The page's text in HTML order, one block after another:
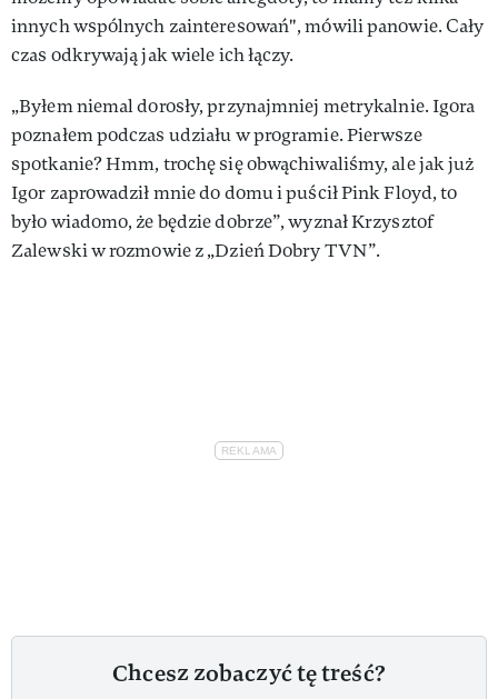
innych wspólnych zainteresowań", mówili panowie. Cały
czas odkrywają jak wiele ich łączy.
„Byłem niemal dorosły, przynajmniej metrykalnie. Igora
poznałem podczas udziału w programie. Pierwsze
spotkanie? Hmm, trochę się obwąchiwaliśmy, ale jak już
Igor zaprowadził mnie do domu i puścił Pink Floyd, to
było wiadomo, że będzie dobrze”, wyznał Krzysztof
Zalewski w rozmowie z „Dzień Dobry TVN”.
Chcesz zobaczyć tę treść?